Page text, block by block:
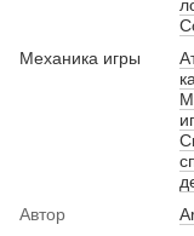
Механика игры
Автор